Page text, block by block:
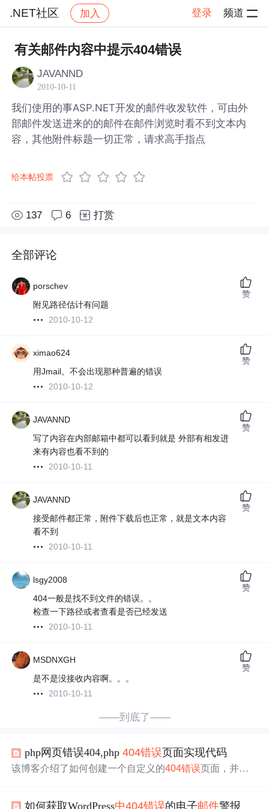
.NET社区 加入 登录 频道
社区 .NET社区 帖子详情
有关邮件内容中提示404错误
JAVANND
2010-10-11
我们使用的事ASP.NET开发的邮件收发软件，可由外
部邮件发送进来的的邮件在邮件浏览时看不到文本内
容，其他附件标题一切正常，请求高手指点
给本帖投票
137 6 打赏
全部评论
porschev
附见路径估计有问题
2010-10-12
赞
ximao624
用Jmail。不会出现那种普遍的错误
2010-10-12
赞
JAVANND
写了内容在内部邮箱中都可以看到就是 外部有相发进
来有内容也看不到的
2010-10-11
赞
JAVANND
接受邮件都正常，附件下载后也正常，就是文本内容
看不到
2010-10-11
赞
lsgy2008
404一般是找不到文件的错误。。
检查一下路径或者查看是否已经发送
2010-10-11
赞
MSDNXGH
是不是没接收内容啊。。。
2010-10-11
赞
——到底了——
php网页错误404,php404错误页面实现代码
该博客介绍了如何创建一个自定义的404错误页面，并配
色等参数，可以定制友好的错误提示，并通过调整$reportle
如何获取WordPress中404错误的电子邮件警报